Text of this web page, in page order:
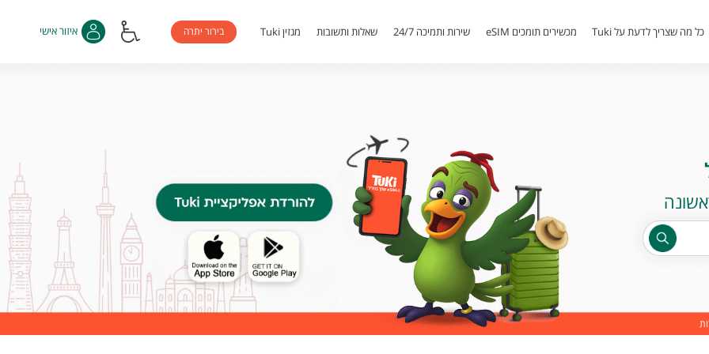
כל מה שצריך לדעת על Tuki מכשירים תומכים eSIM שירות ותמיכה 24/7 שאלות ותשובות מגזין Tuki בירור יתרה איזור אישי